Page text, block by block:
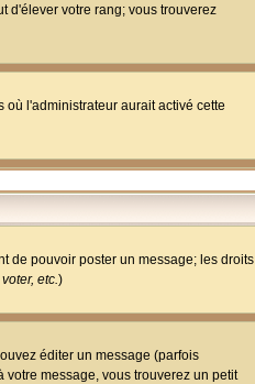
d'élever votre rang; vous trouverez
l'administrateur aurait activé cette
de pouvoir poster un message; les droits
etc.)
éditer un message (parfois
message, vous trouverez un petit